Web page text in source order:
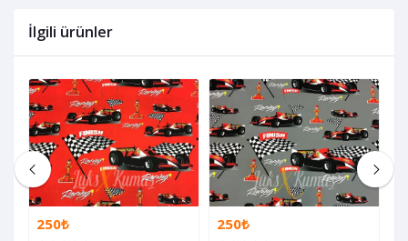
İlgili ürünler
250₺ 250₺